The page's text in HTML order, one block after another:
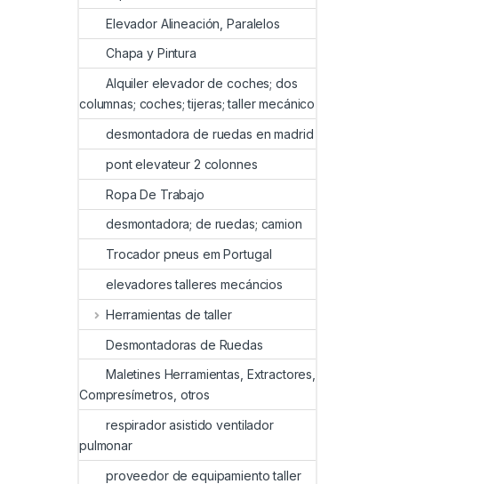
Elevador Alineación, Paralelos
Chapa y Pintura
Alquiler elevador de coches; dos
columnas; coches; tijeras; taller mecánico
desmontadora de ruedas en madrid
pont elevateur 2 colonnes
Ropa De Trabajo
desmontadora; de ruedas; camion
Trocador pneus em Portugal
elevadores talleres mecáncios
Herramientas de taller
Desmontadoras de Ruedas
Maletines Herramientas, Extractores,
Compresímetros, otros
respirador asistido ventilador
pulmonar
proveedor de equipamiento taller